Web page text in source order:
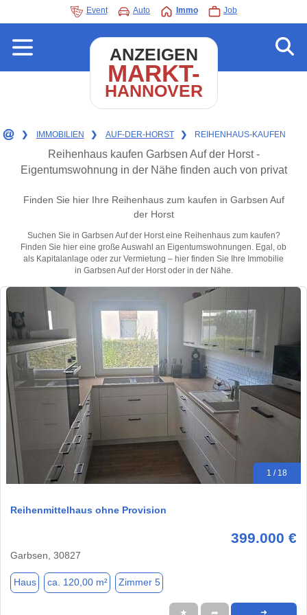
Event Auto Immo Job
ANZEIGEN
MARKT-
HANNOVER
❯ IMMOBILIEN ❯ AUF-DER-HORST ❯ REIHENHAUS-KAUFEN
Reihenhaus kaufen Garbsen Auf der Horst -
Eigentumswohnung in der Nähe finden auch von privat
Finden Sie hier Ihre Reihenhaus zum kaufen in Garbsen Auf
der Horst
Suchen Sie in Garbsen Auf der Horst eine Reihenhaus zum kaufen?
Finden Sie hier eine große Auswahl an Eigentumswohnungen. Egal, ob
als Kapitalanlage oder zur Vermietung – hier finden Sie Ihre Immobilie
in Garbsen Auf der Horst oder in der Nähe.
1 / 18
Reihenmittelhaus ohne Provision
399.000 €
Garbsen, 30827
Haus ca. 120,00 m² Zimmer 5
★ ➦ ➜